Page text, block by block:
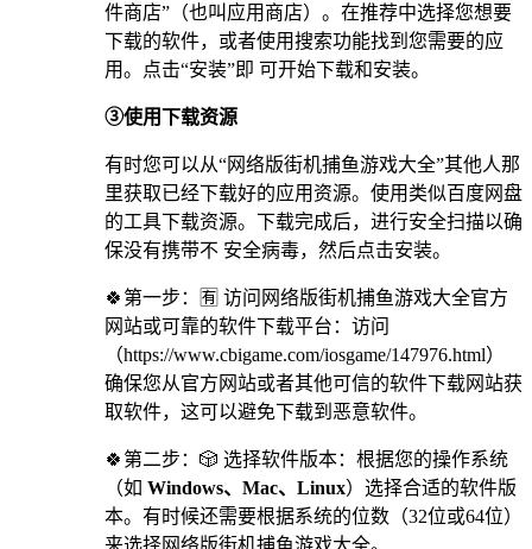
件商店”（也叫应用商店）。在推荐中选择您想要
下载的软件，或者使用搜索功能找到您需要的应
用。点击“安装”即 可开始下载和安装。
③使用下载资源
有时您可以从“网络版街机捕鱼游戏大全”其他人那
里获取已经下载好的应用资源。使用类似百度网盘
的工具下载资源。下载完成后，进行安全扫描以确
保没有携带不 安全病毒，然后点击安装。
🍀第一步：🈶 访问网络版街机捕鱼游戏大全官方
网站或可靠的软件下载平台：访问
（https://www.cbigame.com/iosgame/147976.html）
确保您从官方网站或者其他可信的软件下载网站获
取软件，这可以避免下载到恶意软件。
🍀第二步：🎲 选择软件版本：根据您的操作系统
（如 Windows、Mac、Linux）选择合适的软件版
本。有时候还需要根据系统的位数（32位或64位）
来选择网络版街机捕鱼游戏大全。